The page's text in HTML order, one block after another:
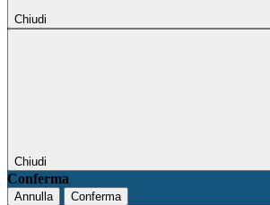
Chiudi
Chiudi
Conferma
Annulla Conferma